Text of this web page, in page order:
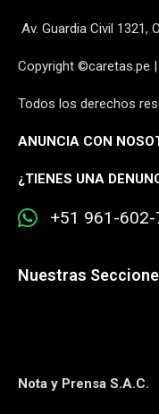
Av. Guardia Civil 1321,
Copyright ©caretas.pe
Todos los derechos
ANUNCIA CON
¿TIENES UNA
+51 961-602-
Nuestras
Nota y Prensa S.A.C.